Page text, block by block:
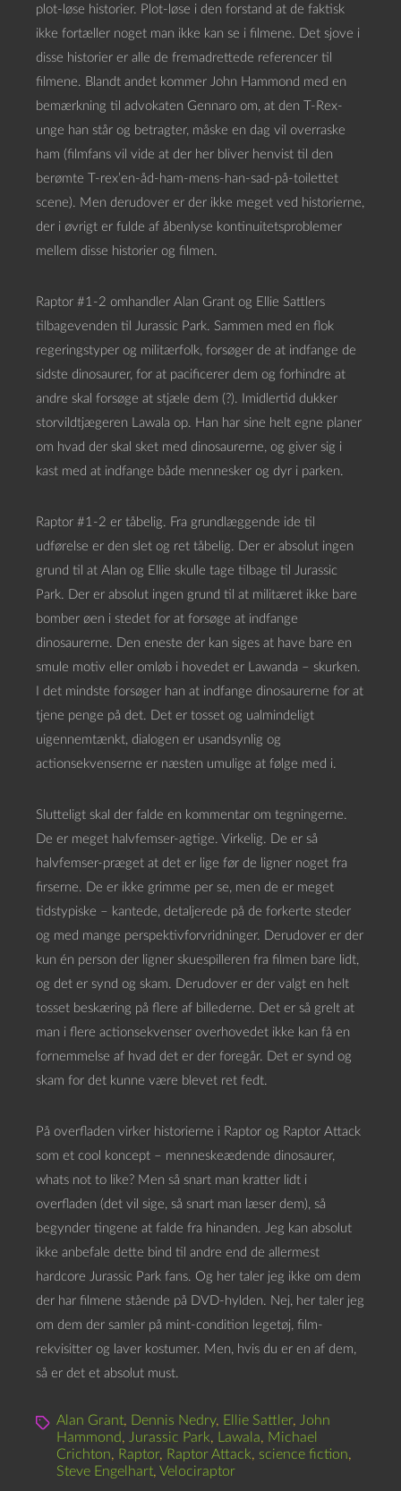
plot-løse historier. Plot-løse i den forstand at de faktisk
ikke fortæller noget man ikke kan se i filmene. Det sjove i
disse historier er alle de fremadrettede referencer til
filmene. Blandt andet kommer John Hammond med en
bemærkning til advokaten Gennaro om, at den T-Rex-
unge han står og betragter, måske en dag vil overraske
ham (filmfans vil vide at der her bliver henvist til den
berømte T-rex’en-åd-ham-mens-han-sad-på-toilettet
scene). Men derudover er der ikke meget ved historierne,
der i øvrigt er fulde af åbenlyse kontinuitetsproblemer
mellem disse historier og filmen.
Raptor #1-2 omhandler Alan Grant og Ellie Sattlers
tilbagevenden til Jurassic Park. Sammen med en flok
regeringstyper og militærfolk, forsøger de at indfange de
sidste dinosaurer, for at pacificerer dem og forhindre at
andre skal forsøge at stjæle dem (?). Imidlertid dukker
storvildtjægeren Lawala op. Han har sine helt egne planer
om hvad der skal sket med dinosaurerne, og giver sig i
kast med at indfange både mennesker og dyr i parken.
Raptor #1-2 er tåbelig. Fra grundlæggende ide til
udførelse er den slet og ret tåbelig. Der er absolut ingen
grund til at Alan og Ellie skulle tage tilbage til Jurassic
Park. Der er absolut ingen grund til at militæret ikke bare
bomber øen i stedet for at forsøge at indfange
dinosaurerne. Den eneste der kan siges at have bare en
smule motiv eller omløb i hovedet er Lawanda – skurken.
I det mindste forsøger han at indfange dinosaurerne for at
tjene penge på det. Det er tosset og ualmindeligt
uigennemtænkt, dialogen er usandsynlig og
actionsekvenserne er næsten umulige at følge med i.
Slutteligt skal der falde en kommentar om tegningerne.
De er meget halvfemser-agtige. Virkelig. De er så
halvfemser-præget at det er lige før de ligner noget fra
firserne. De er ikke grimme per se, men de er meget
tidstypiske – kantede, detaljerede på de forkerte steder
og med mange perspektivforvridninger. Derudover er der
kun én person der ligner skuespilleren fra filmen bare lidt,
og det er synd og skam. Derudover er der valgt en helt
tosset beskæring på flere af billederne. Det er så grelt at
man i flere actionsekvenser overhovedet ikke kan få en
fornemmelse af hvad det er der foregår. Det er synd og
skam for det kunne være blevet ret fedt.
På overfladen virker historierne i Raptor og Raptor Attack
som et cool koncept – menneskeædende dinosaurer,
whats not to like? Men så snart man kratter lidt i
overfladen (det vil sige, så snart man læser dem), så
begynder tingene at falde fra hinanden. Jeg kan absolut
ikke anbefale dette bind til andre end de allermest
hardcore Jurassic Park fans. Og her taler jeg ikke om dem
der har filmene stående på DVD-hylden. Nej, her taler jeg
om dem der samler på mint-condition legetøj, film-
rekvisitter og laver kostumer. Men, hvis du er en af dem,
så er det et absolut must.
Alan Grant, Dennis Nedry, Ellie Sattler, John
Hammond, Jurassic Park, Lawala, Michael
Crichton, Raptor, Raptor Attack, science fiction,
Steve Engelhart, Velociraptor